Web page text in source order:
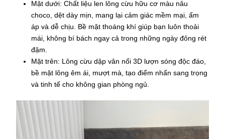
Mặt dưới: Chất liệu len lông cừu hữu cơ màu nâu
choco, dệt dày mịn, mang lại cảm giác mềm mại, ấm
áp và dễ chịu. Bề mặt thoáng khí giúp bạn luôn thoải
mái, không bí bách ngay cả trong những ngày đông rét
đậm.
Mặt trên: Lông cừu dập vân nổi 3D lượn sóng độc đáo,
bề mặt lông êm ái, mượt mà, tạo điểm nhấn sang trọng
và tinh tế cho không gian phòng ngủ.